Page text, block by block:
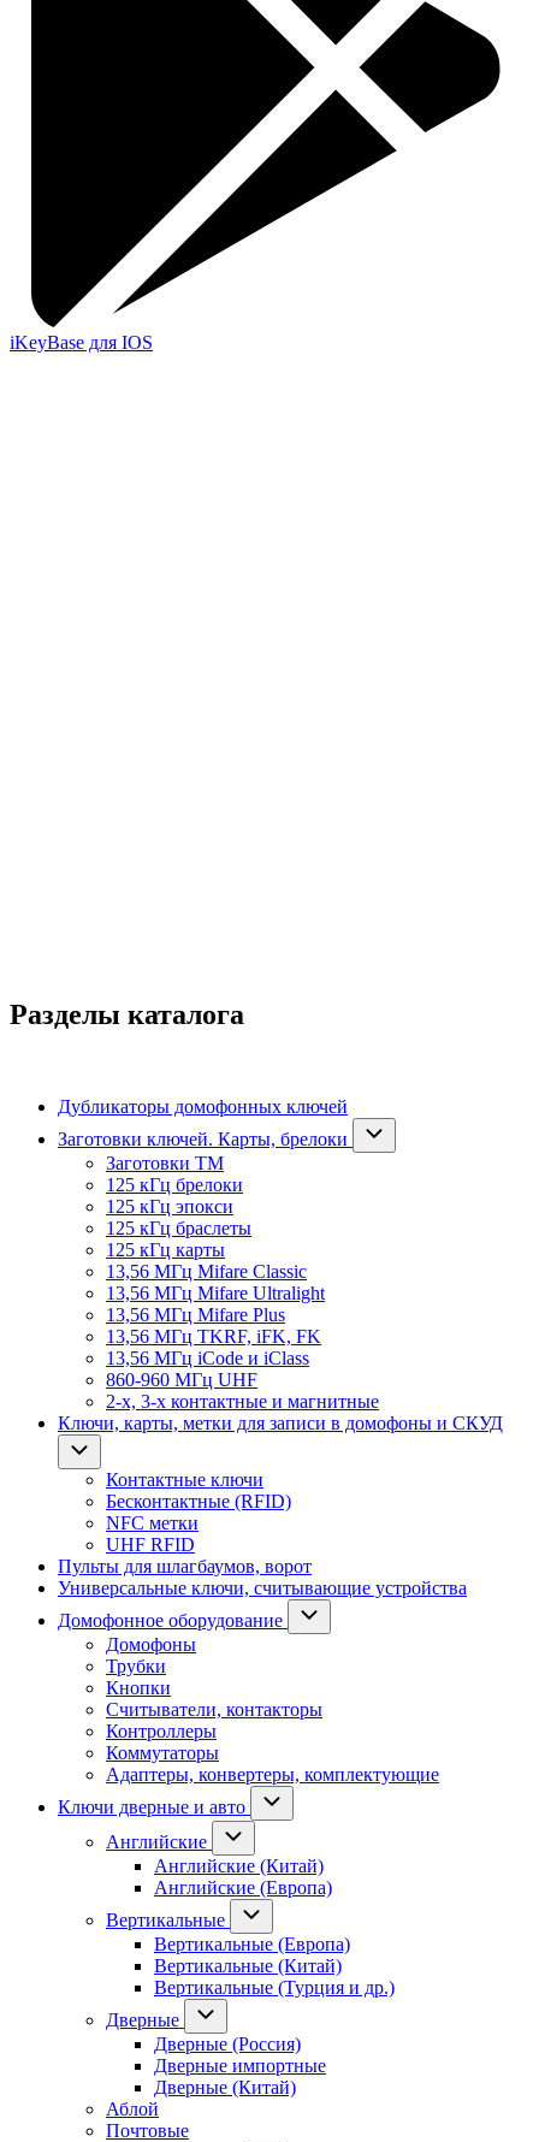
iKeyBase для IOS
Разделы каталога
Дубликаторы домофонных ключей
Заготовки ключей. Карты, брелоки
Заготовки ТМ
125 кГц брелоки
125 кГц эпокси
125 кГц браслеты
125 кГц карты
13,56 МГц Mifare Classic
13,56 МГц Mifare Ultralight
13,56 МГц Mifare Plus
13,56 МГц TKRF, iFK, FK
13,56 МГц iCode и iClass
860-960 МГц UHF
2-х, 3-х контактные и магнитные
Ключи, карты, метки для записи в домофоны и СКУД
Контактные ключи
Бесконтактные (RFID)
NFC метки
UHF RFID
Пульты для шлагбаумов, ворот
Универсальные ключи, считывающие устройства
Домофонное оборудование
Домофоны
Трубки
Кнопки
Считыватели, контакторы
Контроллеры
Коммутаторы
Адаптеры, конвертеры, комплектующие
Ключи дверные и авто
Английские
Английские (Китай)
Английские (Европа)
Вертикальные
Вертикальные (Европа)
Вертикальные (Китай)
Вертикальные (Турция и др.)
Дверные
Дверные (Россия)
Дверные импортные
Дверные (Китай)
Аблой
Почтовые